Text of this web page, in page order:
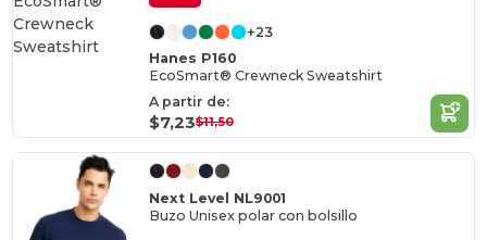
+23
Hanes P160
EcoSmart® Crewneck Sweatshirt
A partir de:
$7,23$11,50
Next Level NL9001
Buzo Unisex polar con bolsillo